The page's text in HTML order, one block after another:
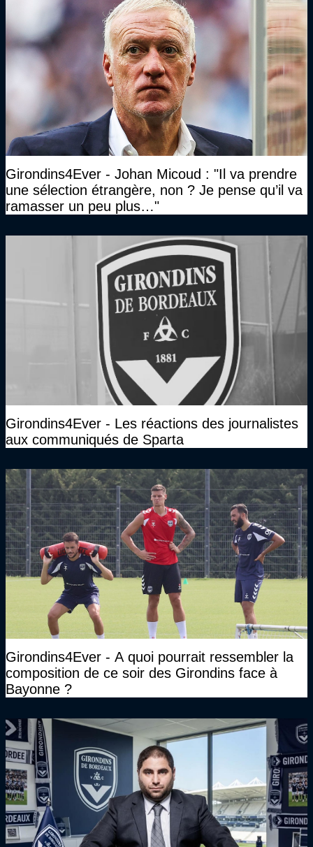
Girondins4Ever - Johan Micoud : "Il va prendre
une sélection étrangère, non ? Je pense qu’il va
ramasser un peu plus…"
Girondins4Ever - Les réactions des journalistes
aux communiqués de Sparta
Girondins4Ever - A quoi pourrait ressembler la
composition de ce soir des Girondins face à
Bayonne ?